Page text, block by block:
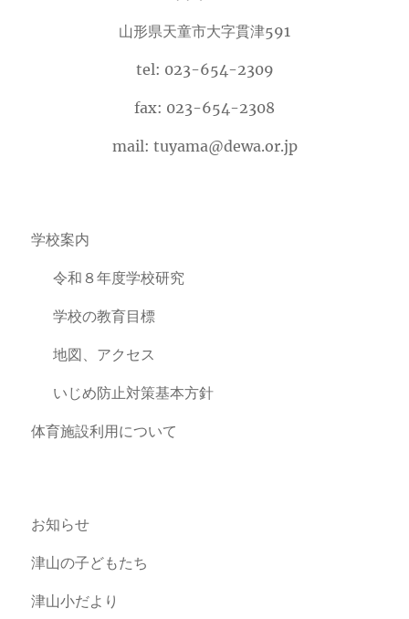
山形県天童市大字貫津591
tel: 023-654-2309
fax: 023-654-2308
mail: tuyama@dewa.or.jp
学校案内
令和８年度学校研究
学校の教育目標
地図、アクセス
いじめ防止対策基本方針
体育施設利用について
お知らせ
津山の子どもたち
津山小だより